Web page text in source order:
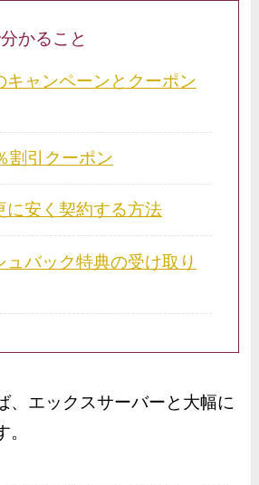
かること
キャンペーンとクーポン
割引クーポン
に安く契約する方法
ュバック特典の受け取り
、エックスサーバーと大幅に